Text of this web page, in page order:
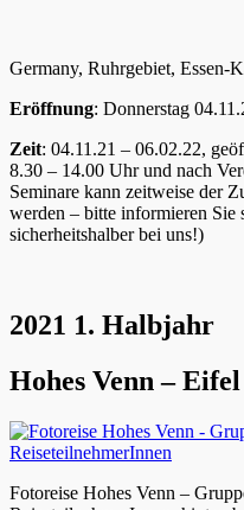
Germany, Ruhrgebiet, Essen-
Eröffnung: Donnerstag
Zeit: 04.11.21 – 06.02.22,
8.30 – 14.00 Uhr und nach
Seminare kann zeitweise der
werden – bitte informieren Sie
sicherheitshalber bei uns!)
2021 1. Halbjahr
Hohes Venn – Eifel
Fotoreise Hohes Venn –